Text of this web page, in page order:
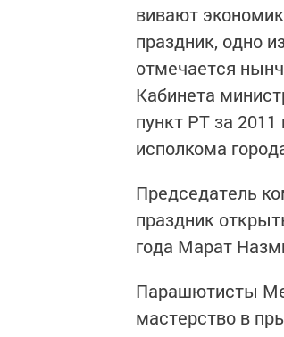
вивают
праздник, одно
отмечается
Кабинета
пункт РТ за
исполко­ма
Председатель
празд­ник
года Марат
Парашютисты
мастерство в